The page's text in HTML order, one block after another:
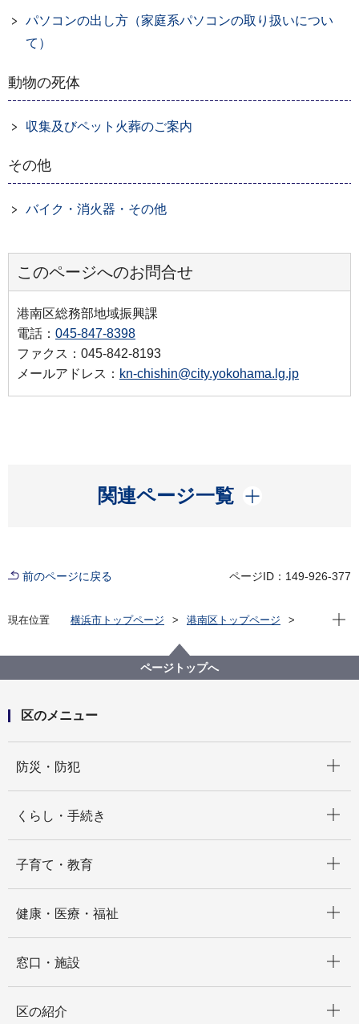
パソコンの出し方（家庭系パソコンの取り扱いについ
て）
動物の死体
収集及びペット火葬のご案内
その他
バイク・消火器・その他
このページへのお問合せ
港南区総務部地域振興課
電話： 045‐847‐8398
ファクス：045‐842‐8193
メールアドレス： kn-chishin@city.yokohama.lg.jp
関連ページ一覧
開く
前のページに戻る ページID：149-926-377
現在位置 横浜市トップページ
港南区トップページ
ごみと資源
現在
ページトップへ
区のメニュー
防災・防犯
くらし・手続き
子育て・教育
健康・医療・福祉
窓口・施設
区の紹介